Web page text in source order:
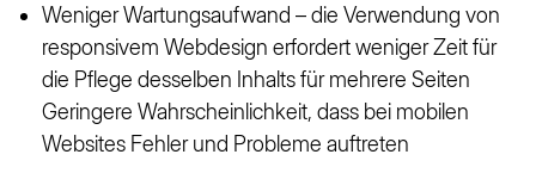
Weniger Wartungsaufwand – die Verwendung von
responsivem Webdesign erfordert weniger Zeit für
die Pflege desselben Inhalts für mehrere Seiten
Geringere Wahrscheinlichkeit, dass bei mobilen
Websites Fehler und Probleme auftreten